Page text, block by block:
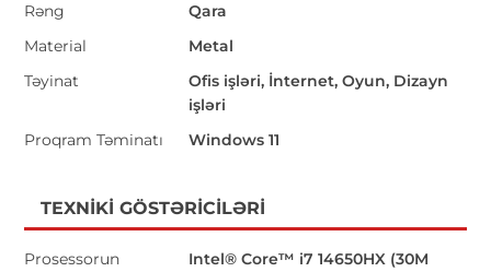
Rəng
Qara
Material
Metal
Təyinat
Ofis işləri, İnternet, Oyun, Dizayn
işləri
Proqram Təminatı
Windows 11
TEXNIKI GÖSTƏRICILƏRI
Prosessorun
Intel® Core™ i7 14650HX (30M